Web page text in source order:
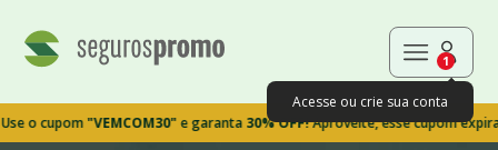
1
Acesse ou crie sua conta
"VEMCOM30"e garanta30% OFF!Aproveite, esse cupom expira em